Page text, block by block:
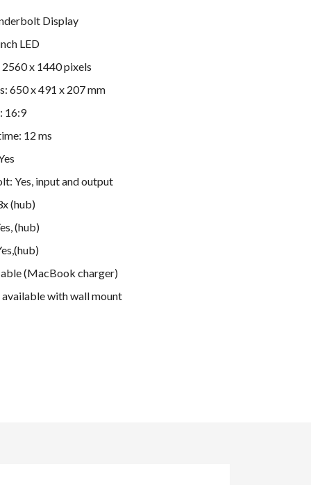
Display
LED
2560 x 1440 pixels
650 x 491 x 207 mm
16:9
12 ms
Yes, input and output
(hub)
(hub)
(MacBook charger)
with wall mount